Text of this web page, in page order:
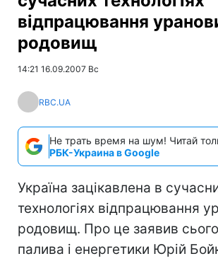
відпрацювання
родовищ
14:21 16.09.2007 Вс
RBC.UA
Не трать время на шум! Читай
РБК-Украина в Google
Україна зацікавлена в
технологіях відпрацювання
родовищ. Про це заявив
палива і енергетики Юрій